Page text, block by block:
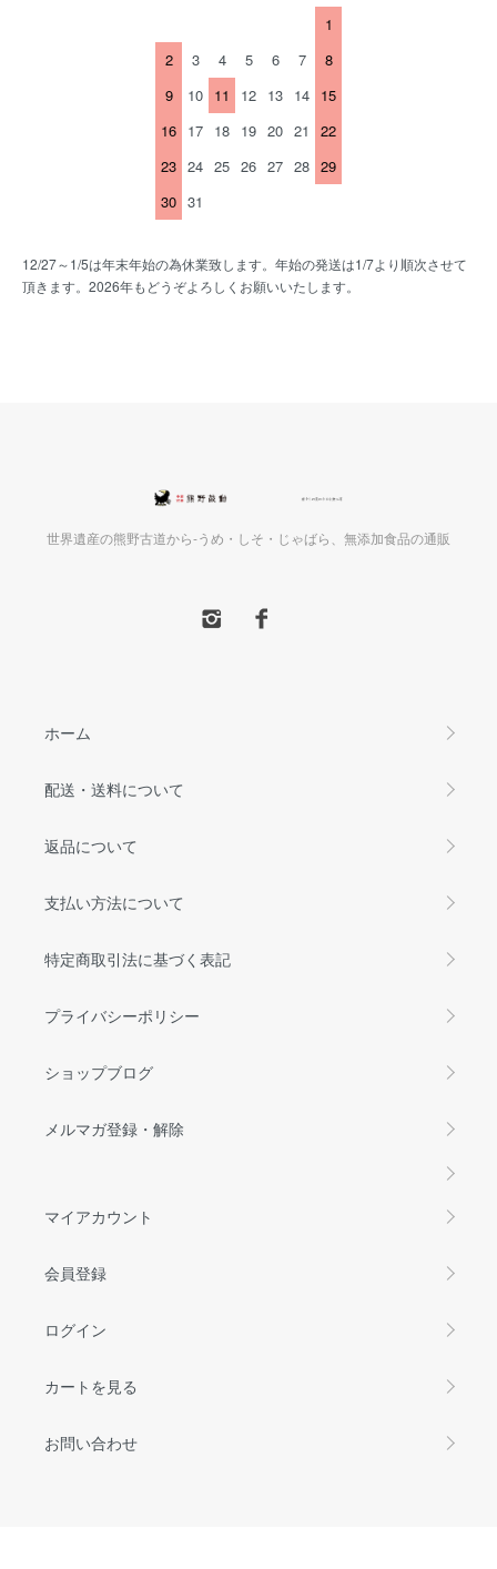
1
2
3 4 5 6 7
8
9
10 11 12 13 14 15
16 17 18 19 20 21
22
23 24 25 26 27 28 29
30 31
12/27～1/5は年末年始の為休業致します。年始の発送は1/7より順次させて
頂きます。2026年もどうぞよろしくお願いいたします。
世界遺産の熊野古道から-うめ・しそ・じゃばら、無添加食品の通販
ホーム
配送・送料について
返品について
支払い方法について
特定商取引法に基づく表記
プライバシーポリシー
ショップブログ
メルマガ登録・解除
マイアカウント
会員登録
ログイン
カートを見る
お問い合わせ